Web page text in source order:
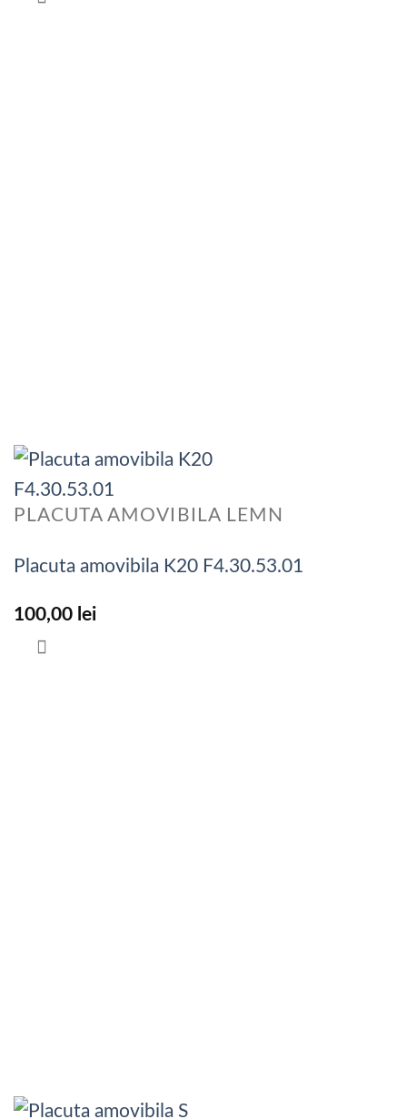
PLACUTA AMOVIBILA LEMN
Placuta amovibila K20 F4.30.53.01
100,00 lei